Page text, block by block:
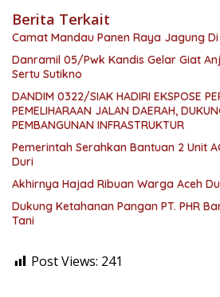
Berita Terkait
Camat Mandau Panen Raya Jagung
Danramil 05/Pwk Kandis Gelar Giat
Sertu Sutikno
DANDIM 0322/SIAK HADIRI EKSPOSE
PEMELIHARAAN JALAN DAERAH,
PEMBANGUNAN INFRASTRUKTUR
Pemerintah Serahkan Bantuan 2 Unit
Duri
Akhirnya Hajad Ribuan Warga Aceh
Dukung Ketahanan Pangan PT. PHR
Tani
Post Views: 241